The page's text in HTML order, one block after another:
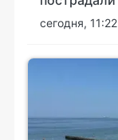
сегодня, 11:22